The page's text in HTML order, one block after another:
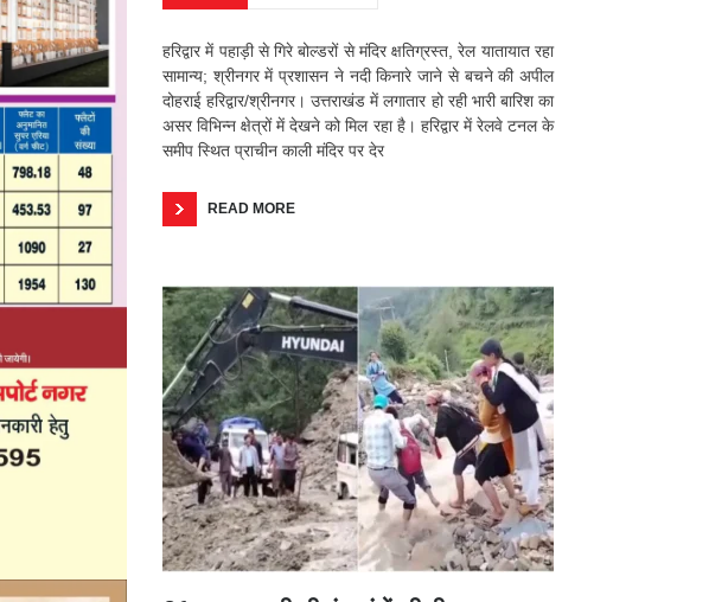
हरिद्वार में पहाड़ी से गिरे बोल्डरों से मंदिर क्षतिग्रस्त, रेल यातायात रहा
सामान्य; श्रीनगर में प्रशासन ने नदी किनारे जाने से बचने की अपील
दोहराई हरिद्वार/श्रीनगर। उत्तराखंड में लगातार हो रही भारी बारिश का
असर विभिन्न क्षेत्रों में देखने को मिल रहा है। हरिद्वार में रेलवे टनल के
समीप स्थित प्राचीन काली मंदिर पर देर
READ MORE